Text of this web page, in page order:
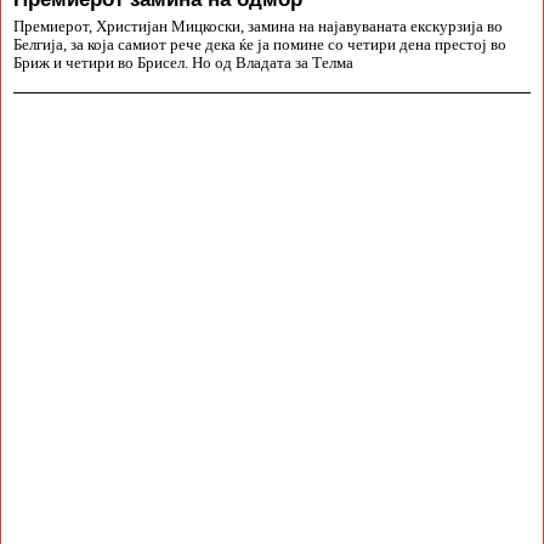
Премиерот, Христијан Мицкоски, замина на најавуваната екскурзија во
Белгија, за која самиот рече дека ќе ја помине со четири дена престој во
Бриж и четири во Брисел. Но од Владата за Телма